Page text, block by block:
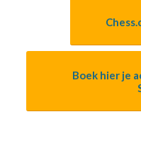
Boek hier je